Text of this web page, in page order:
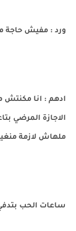
ورد : مفيش
ادهم : انا مكنتش
الاجازة المرضي
ملهاش لازمة
ساعات الحب